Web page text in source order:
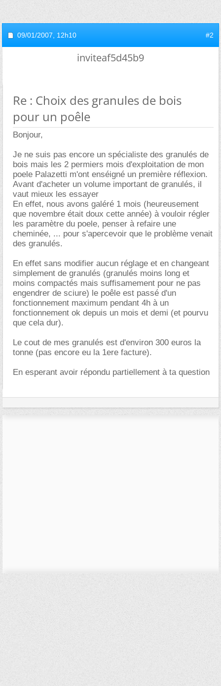
09/01/2007, 12h10 #2
inviteaf5d45b9
Re : Choix des granules de bois
pour un poêle
Bonjour,
Je ne suis pas encore un spécialiste des granulés de
bois mais les 2 permiers mois d'exploitation de mon
poele Palazetti m'ont enséigné un première réflexion.
Avant d'acheter un volume important de granulés, il
vaut mieux les essayer
En effet, nous avons galéré 1 mois (heureusement
que novembre était doux cette année) à vouloir régler
les paramètre du poele, penser à refaire une
cheminée, ... pour s'apercevoir que le problème venait
des granulés.
En effet sans modifier aucun réglage et en changeant
simplement de granulés (granulés moins long et
moins compactés mais suffisamement pour ne pas
engendrer de sciure) le poêle est passé d'un
fonctionnement maximum pendant 4h à un
fonctionnement ok depuis un mois et demi (et pourvu
que cela dur).
Le cout de mes granulés est d'environ 300 euros la
tonne (pas encore eu la 1ere facture).
En esperant avoir répondu partiellement à ta question